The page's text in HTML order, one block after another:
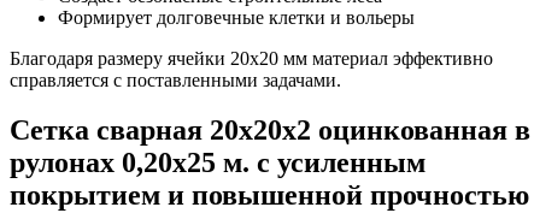
Формирует долговечные клетки и вольеры
Благодаря размеру ячейки 20х20 мм материал эффективно
справляется с поставленными задачами.
Сетка сварная 20х20x2 оцинкованная в
рулонах 0,20х25 м. с усиленным
покрытием и повышенной прочностью